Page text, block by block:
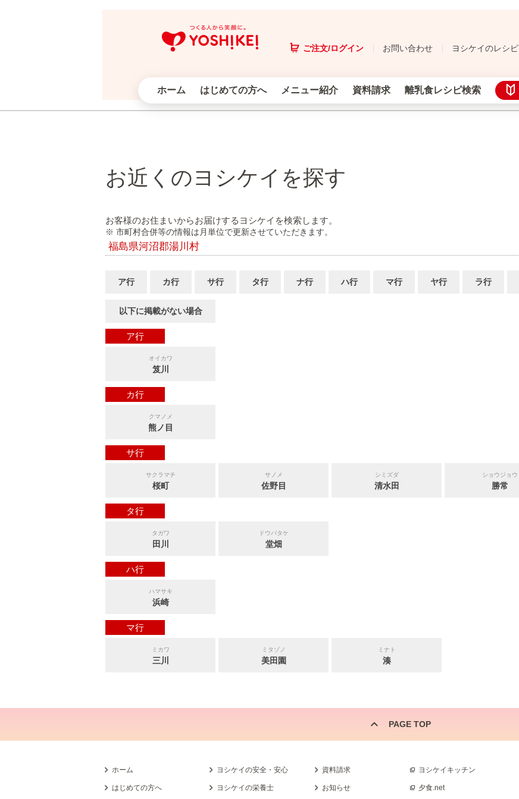
ご注文/ログイン お問い合わせ ヨシケイのレシピ
ホーム はじめての方へ メニュー紹介 資料請求 離乳食レシピ検索
お近くのヨシケイを探す
お客様のお住まいからお届けするヨシケイを検索します。
※ 市町村合併等の情報は月単位で更新させていただきます。
福島県河沼郡湯川村
ア行 カ行 サ行 タ行 ナ行 ハ行 マ行 ヤ行 ラ行
以下に掲載がない場合
ア行
オイカワ
笈川
カ行
クマノメ
熊ノ目
サ行
サクラマチ
桜町
サノメ
佐野目
シミズダ
清水田
ショウジョウ
勝常
タ行
タガワ
田川
ドウバタケ
堂畑
ハ行
ハマサキ
浜崎
マ行
ミカワ
三川
ミタゾノ
美田園
ミナト
湊
PAGE TOP
ホーム
はじめての方へ
ヨシケイの安全・安心
ヨシケイの栄養士
資料請求
お知らせ
ヨシケイキッチン
夕食.net